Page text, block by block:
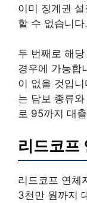
이미 징계권
할 수 없습니다.
두 번째로 해
경우에 가능합
이 없을 것입
는 담보 종류
로 95까지 대
리드코프
리드코프 연체
3천만 원까지